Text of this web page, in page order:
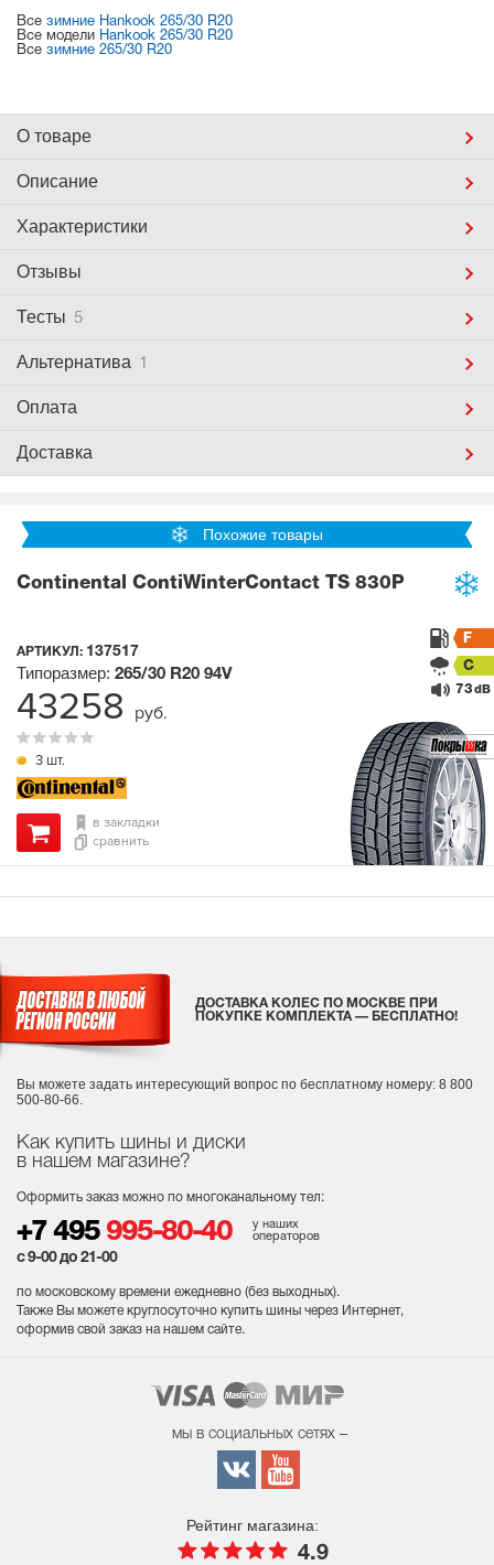
Все зимние Hankook 265/30 R20
Все модели Hankook 265/30 R20
Все зимние 265/30 R20
О товаре
Описание
Характеристики
Отзывы
Тесты 5
Альтернатива 1
Оплата
Доставка
Похожие товары
Continental ContiWinterContact TS 830P
АРТИКУЛ: 137517
3 шт.
Типоразмер: 265/30 R20 94V
F
C
73 dB
в закладки
сравнить
43258 руб.
Как купить шины и диски
в нашем магазине?
Оформить заказ можно по многоканальному тел:
+7 495 995-80-40
у наших
операторов
с 9-00 до 21-00
по московскому времени ежедневно (без выходных).
Также Вы можете круглосуточно купить шины через Интернет,
оформив свой заказ на нашем сайте.
ДОСТАВКА КОЛЕС ПО МОСКВЕ ПРИ
ПОКУПКЕ КОМПЛЕКТА — БЕСПЛАТНО!
Вы можете задать интересующий вопрос по бесплатному номеру: 8 800
500-80-66.
мы в социальных сетях –
Рейтинг магазина:
4.9